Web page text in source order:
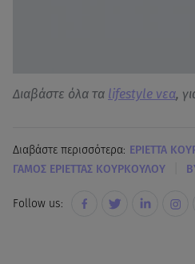
Διαβάστε όλα τα lifestyle νεα,
Διαβάστε περισσότερα: ΕΡΙΕΤΤΑ
ΓΑΜΟΣ ΕΡΙΕΤΤΑΣ ΚΟΥΡΚΟΥΛΟΥ
Follow us: